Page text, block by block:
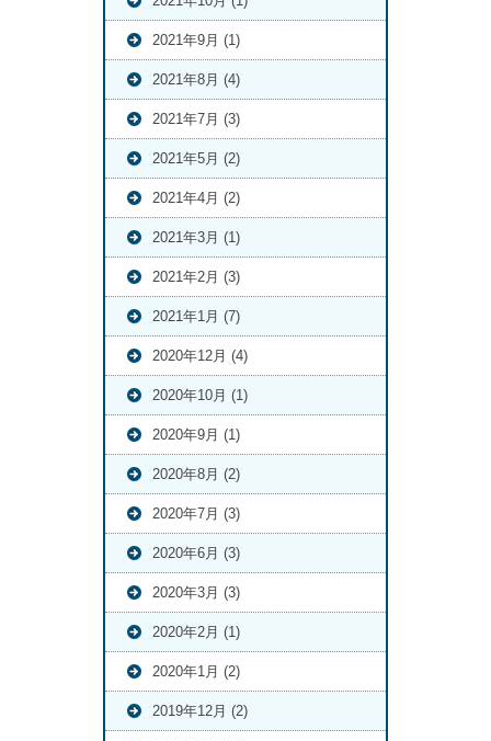
2021年9月 (1)
2021年8月 (4)
2021年7月 (3)
2021年5月 (2)
2021年4月 (2)
2021年3月 (1)
2021年2月 (3)
2021年1月 (7)
2020年12月 (4)
2020年10月 (1)
2020年9月 (1)
2020年8月 (2)
2020年7月 (3)
2020年6月 (3)
2020年3月 (3)
2020年2月 (1)
2020年1月 (2)
2019年12月 (2)